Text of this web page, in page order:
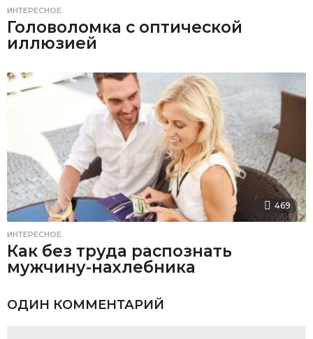
ИНТЕРЕСНОЕ
Головоломка с оптической
иллюзией
469
ИНТЕРЕСНОЕ
Как без труда распознать
мужчину-нахлебника
ОДИН КОММЕНТАРИЙ